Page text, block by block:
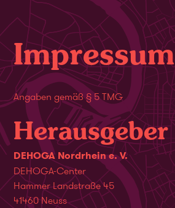
Impressum
Angaben gemäß § 5 TMG
Herausgeber
DEHOGA Nordrhein e. V.
DEHOGA-Center
Hammer Landstraße 45
41460 Neuss